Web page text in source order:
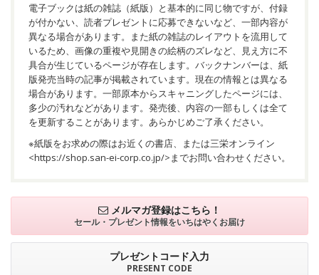
電子ブックは紙の雑誌（紙版）と基本的に同じ物ですが、付録
が付かない、読者プレゼントに応募できないなど、一部内容が
異なる場合があります。また紙の雑誌のレイアウトを流用して
いるため、画像の重複や見開きの絵柄のズレなど、見え方に不
具合が生じているページが存在します。バックナンバーは、紙
版発売当時の記事が掲載されています。現在の情報とは異なる
場合があります。一部原本からスキャニングしたページには、
多少の汚れなどがあります。発売後、内容の一部もしくは全て
を更新することがあります。あらかじめご了承ください。
※紙版をお求めの際はお近くの書店、または三栄オンライン
<https://shop.san-ei-corp.co.jp/>までお問い合わせください。
メルマガ登録はこちら！
セール・プレゼント情報をいちはやくお届け
プレゼントコード入力
PRESENT CODE